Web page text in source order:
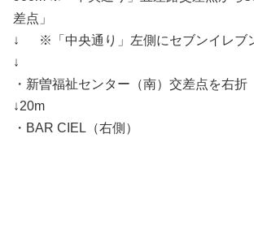
差点」
↓ ※「中央通り」左側にセブンイレブ
↓
・新曽福祉センター（南）交差点を右折
↓20m
・BAR CIEL（右側）